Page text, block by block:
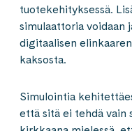
tuotekehityksessä.
simulaattoria voidaan
digitaalisen
kaksosta.
Simulointia
että sitä ei tehdä vain